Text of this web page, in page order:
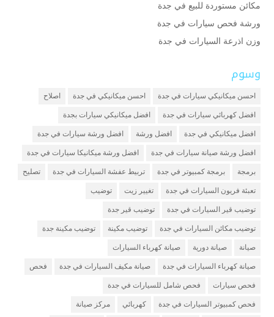
مكائن مستوردة للبيع في جدة
ورشة فحص سيارات في جدة
وزن اذرعة السيارات في جدة
وسوم
احسن ميكانيكي سيارات في جدة احسن ميكانيكي في جدة اصلاح
افضل كهربائي سيارات في جدة افضل ميكانيكي سيارات بجدة
افضل ميكانيكي في جدة افضل ورشة افضل ورشة سيارات في جدة
افضل ورشة صيانة سيارات في جدة افضل ورشة ميكانيكا سيارات في جدة
برمجة برمجة كمبيوتر في جدة تربيط عفشة السيارات في جدة تصليح
تعبئة فريون السيارات في جدة تغيير زيت توضيب
توضيب قير السيارات في جدة توضيب قير جدة
توضيب مكائن السيارات في جدة توضيب مكينة توضيب مكينة جدة
صيانة صيانة دورية صيانة كهرباء السيارات
صيانة كهرباء السيارات في جدة صيانة مكيف السيارات في جدة فحص
فحص سيارات فحص شامل للسيارات في جدة
فحص كمبيوتر السيارات في جدة كهربائي مركز صيانة